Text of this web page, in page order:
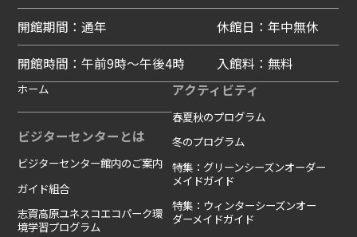
開館期間：通年
休館日：年中無休
開館時間：午前9時～午後4時
入館料：無料
ホーム
ビジターセンターとは
ビジターセンター館内のご案内
ガイド組合
志賀高原ユネスコエコパーク環
境学習プログラム
アクティビティ
春夏秋のプログラム
冬のプログラム
特集：グリーンシーズンオーダー
メイドガイド
特集：ウィンターシーズンオー
ダーメイドガイド